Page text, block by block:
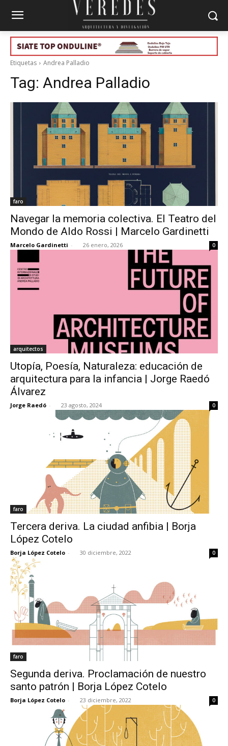
Etiquetas Andrea Palladio
Tag: Andrea Palladio
faro
Navegar la memoria colectiva. El Teatro del
Mondo de Aldo Rossi | Marcelo Gardinetti
Marcelo Gardinetti - 26 enero, 2026 0
arquitectos
Utopía, Poesía, Naturaleza: educación de
arquitectura para la infancia | Jorge Raedó
Álvarez
Jorge Raedó - 23 agosto, 2024 0
faro
Tercera deriva. La ciudad anfibia | Borja
López Cotelo
Borja López Cotelo - 30 diciembre, 2022 0
faro
Segunda deriva. Proclamación de nuestro
santo patrón | Borja López Cotelo
Borja López Cotelo - 23 diciembre, 2022 0